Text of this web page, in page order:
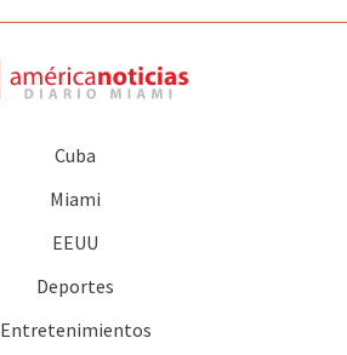
Cuba
Miami
EEUU
Deportes
Entretenimientos